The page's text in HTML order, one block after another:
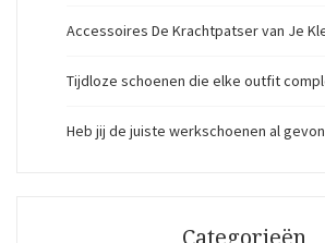
Accessoires De Krachtpatser van Je
Tijdloze schoenen die elke outfit
Heb jij de juiste werkschoenen al